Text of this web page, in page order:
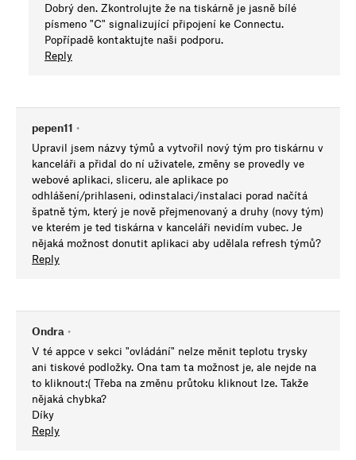
Dobrý den. Zkontrolujte že na tiskárně je jasně bílé
písmeno "C" signalizující připojení ke Connectu.
Popřípadě kontaktujte naši podporu.
Reply
pepen11 •
Upravil jsem názvy týmů a vytvořil nový tým pro tiskárnu v
kanceláři a přidal do ní uživatele, změny se provedly ve
webové aplikaci, sliceru, ale aplikace po
odhlášení/prihlaseni, odinstalaci/instalaci porad načítá
špatně tým, který je nově přejmenovaný a druhy (novy tým)
ve kterém je ted tiskárna v kanceláři nevidím vubec. Je
nějaká možnost donutit aplikaci aby udělala refresh týmů?
Reply
Ondra •
V té appce v sekci "ovládání" nelze měnit teplotu trysky
ani tiskové podložky. Ona tam ta možnost je, ale nejde na
to kliknout:( Třeba na změnu průtoku kliknout lze. Takže
nějaká chybka?
Díky
Reply